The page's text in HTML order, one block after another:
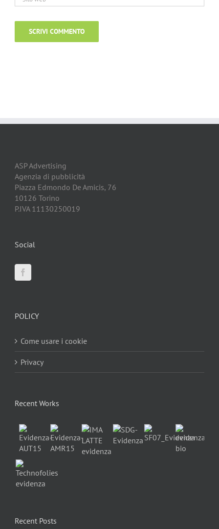
ASP Advertising
Agenzia di pubblicità
Piazza Edmondo De Amicis, 76
10126 Torino
P.IVA 11130250019
Social
POLICY
Come usare i cookie
Privacy
Recent Works
Recent Posts